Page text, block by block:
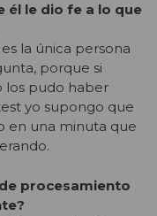
él le dio fe a lo que
la única persona
porque si
los pudo haber
yo supongo que
en una minuta que
procesamiento